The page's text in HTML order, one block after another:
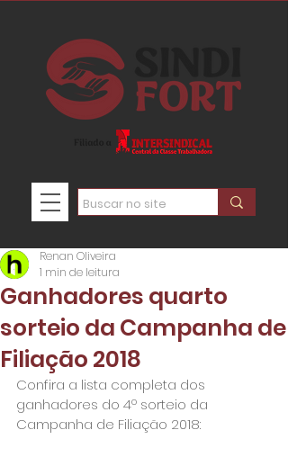
Ganhadores quarto
sorteio da Campanha de
Filiação 2018
Renan Oliveira
1 min de leitura
Confira a lista completa dos
ganhadores do 4º sorteio da
Campanha de Filiação 2018: